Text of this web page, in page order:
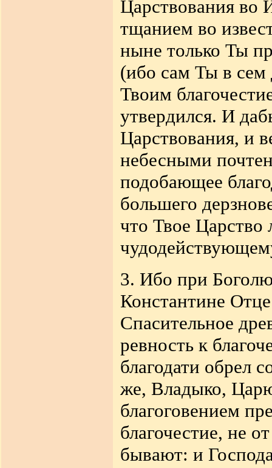
Царствования во
тщанием во
ныне только Ты
(ибо сам Ты в сем
Твоим
утвердился. И
Царствования, и
небесными
подобающее
большего
что Твое Царство
3. Ибо при
Константине
Спасительное
ревность к
благодати обрел
же, Владыко,
благоговением
благочестие, не
бывают: и